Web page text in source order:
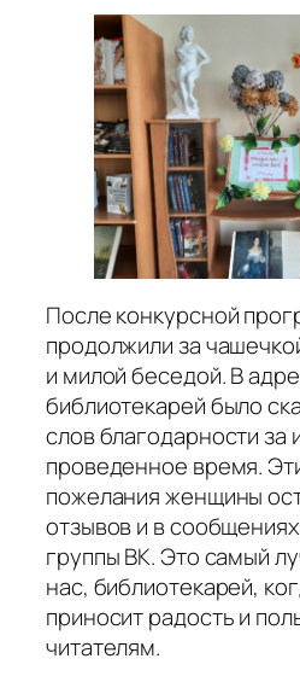
После конкурсной
продолжили за
и милой беседой. В
библиотекарей было
слов благодарности за
проведенное время.
пожелания женщины
отзывов и в
группы ВК. Это самый
нас, библиотекарей,
приносит радость и
читателям.